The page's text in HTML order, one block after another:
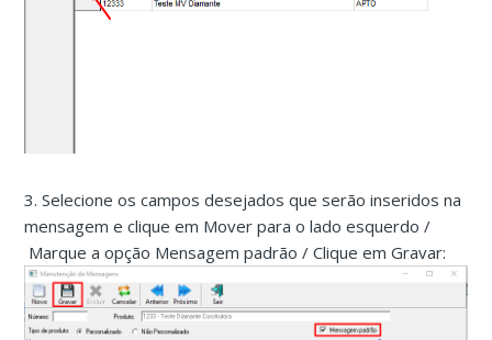
3. Selecione os campos desejados que serão inseridos na
mensagem e clique em Mover para o lado esquerdo /
Marque a opção Mensagem padrão / Clique em Gravar: